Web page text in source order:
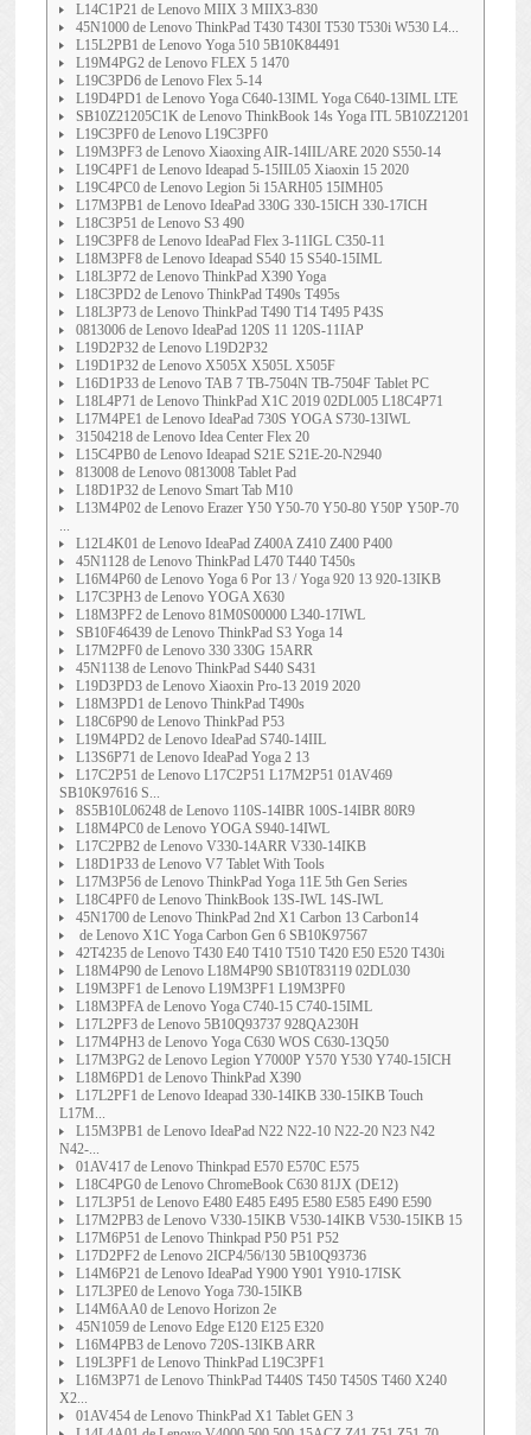
L14C1P21 de Lenovo MIIX 3 MIIX3-830
45N1000 de Lenovo ThinkPad T430 T430I T530 T530i W530 L4...
L15L2PB1 de Lenovo Yoga 510 5B10K84491
L19M4PG2 de Lenovo FLEX 5 1470
L19C3PD6 de Lenovo Flex 5-14
L19D4PD1 de Lenovo Yoga C640-13IML Yoga C640-13IML LTE
SB10Z21205C1K de Lenovo ThinkBook 14s Yoga ITL 5B10Z21201
L19C3PF0 de Lenovo L19C3PF0
L19M3PF3 de Lenovo Xiaoxing AIR-14IIL/ARE 2020 S550-14
L19C4PF1 de Lenovo Ideapad 5-15IIL05 Xiaoxin 15 2020
L19C4PC0 de Lenovo Legion 5i 15ARH05 15IMH05
L17M3PB1 de Lenovo IdeaPad 330G 330-15ICH 330-17ICH
L18C3P51 de Lenovo S3 490
L19C3PF8 de Lenovo IdeaPad Flex 3-11IGL C350-11
L18M3PF8 de Lenovo Ideapad S540 15 S540-15IML
L18L3P72 de Lenovo ThinkPad X390 Yoga
L18C3PD2 de Lenovo ThinkPad T490s T495s
L18L3P73 de Lenovo ThinkPad T490 T14 T495 P43S
0813006 de Lenovo IdeaPad 120S 11 120S-11IAP
L19D2P32 de Lenovo L19D2P32
L19D1P32 de Lenovo X505X X505L X505F
L16D1P33 de Lenovo TAB 7 TB-7504N TB-7504F Tablet PC
L18L4P71 de Lenovo ThinkPad X1C 2019 02DL005 L18C4P71
L17M4PE1 de Lenovo IdeaPad 730S YOGA S730-13IWL
31504218 de Lenovo Idea Center Flex 20
L15C4PB0 de Lenovo Ideapad S21E S21E-20-N2940
813008 de Lenovo 0813008 Tablet Pad
L18D1P32 de Lenovo Smart Tab M10
L13M4P02 de Lenovo Erazer Y50 Y50-70 Y50-80 Y50P Y50P-70
...
L12L4K01 de Lenovo IdeaPad Z400A Z410 Z400 P400
45N1128 de Lenovo ThinkPad L470 T440 T450s
L16M4P60 de Lenovo Yoga 6 Por 13 / Yoga 920 13 920-13IKB
L17C3PH3 de Lenovo YOGA X630
L18M3PF2 de Lenovo 81M0S00000 L340-17IWL
SB10F46439 de Lenovo ThinkPad S3 Yoga 14
L17M2PF0 de Lenovo 330 330G 15ARR
45N1138 de Lenovo ThinkPad S440 S431
L19D3PD3 de Lenovo Xiaoxin Pro-13 2019 2020
L18M3PD1 de Lenovo ThinkPad T490s
L18C6P90 de Lenovo ThinkPad P53
L19M4PD2 de Lenovo IdeaPad S740-14IIL
L13S6P71 de Lenovo IdeaPad Yoga 2 13
L17C2P51 de Lenovo L17C2P51 L17M2P51 01AV469
SB10K97616 S...
8S5B10L06248 de Lenovo 110S-14IBR 100S-14IBR 80R9
L18M4PC0 de Lenovo YOGA S940-14IWL
L17C2PB2 de Lenovo V330-14ARR V330-14IKB
L18D1P33 de Lenovo V7 Tablet With Tools
L17M3P56 de Lenovo ThinkPad Yoga 11E 5th Gen Series
L18C4PF0 de Lenovo ThinkBook 13S-IWL 14S-IWL
45N1700 de Lenovo ThinkPad 2nd X1 Carbon 13 Carbon14
de Lenovo X1C Yoga Carbon Gen 6 SB10K97567
42T4235 de Lenovo T430 E40 T410 T510 T420 E50 E520 T430i
L18M4P90 de Lenovo L18M4P90 SB10T83119 02DL030
L19M3PF1 de Lenovo L19M3PF1 L19M3PF0
L18M3PFA de Lenovo Yoga C740-15 C740-15IML
L17L2PF3 de Lenovo 5B10Q93737 928QA230H
L17M4PH3 de Lenovo Yoga C630 WOS C630-13Q50
L17M3PG2 de Lenovo Legion Y7000P Y570 Y530 Y740-15ICH
L18M6PD1 de Lenovo ThinkPad X390
L17L2PF1 de Lenovo Ideapad 330-14IKB 330-15IKB Touch
L17M...
L15M3PB1 de Lenovo IdeaPad N22 N22-10 N22-20 N23 N42
N42-...
01AV417 de Lenovo Thinkpad E570 E570C E575
L18C4PG0 de Lenovo ChromeBook C630 81JX (DE12)
L17L3P51 de Lenovo E480 E485 E495 E580 E585 E490 E590
L17M2PB3 de Lenovo V330-15IKB V530-14IKB V530-15IKB 15
L17M6P51 de Lenovo Thinkpad P50 P51 P52
L17D2PF2 de Lenovo 2ICP4/56/130 5B10Q93736
L14M6P21 de Lenovo IdeaPad Y900 Y901 Y910-17ISK
L17L3PE0 de Lenovo Yoga 730-15IKB
L14M6AA0 de Lenovo Horizon 2e
45N1059 de Lenovo Edge E120 E125 E320
L16M4PB3 de Lenovo 720S-13IKB ARR
L19L3PF1 de Lenovo ThinkPad L19C3PF1
L16M3P71 de Lenovo ThinkPad T440S T450 T450S T460 X240
X2...
01AV454 de Lenovo ThinkPad X1 Tablet GEN 3